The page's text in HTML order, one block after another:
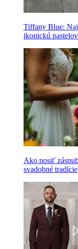
Tiffany Blue:
ikonickú
Ako nosiť
svadobné tradície